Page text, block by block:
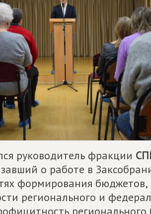
руководитель фракции
о работе в
формирования бюджетов,
регионального и